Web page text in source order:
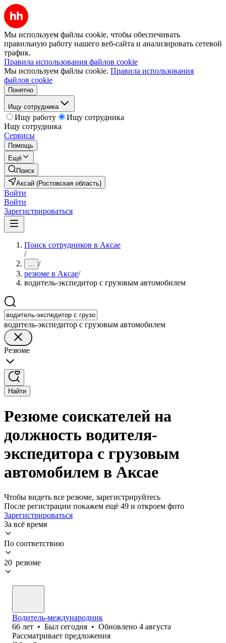
Мы используем файлы cookie, чтобы обеспечивать
правильную работу нашего веб-сайта и анализировать сетевой
трафик.
Правила использования файлов cookie
Мы используем файлы cookie. Правила использования
файлов cookie
Понятно
Ищу сотрудника
Ищу работу
Ищу сотрудника
Ищу сотрудника
Сервисы
Помощь
Ещё
Поиск
Аксай (Ростовская область)
Войти
Войти
Зарегистрироваться
Поиск сотрудников в Аксае
/
... /
резюме в Аксае/
водитель-экспедитор с грузовым автомобилем
водитель-экспедитор с грузовым автомобилем
Резюме
Найти
Резюме соискателей на
должность водителя-
экспедитора с грузовым
автомобилем в Аксае
Чтобы видеть все резюме, зарегистрируйтесь
После регистрации покажем ещё 49 и откроем фото
Зарегистрироваться
За всё время
По соответствию
20 резюме
Водитель-международник
66 лет • Был сегодня • Обновлено 4 августа
Рассматривает предложения